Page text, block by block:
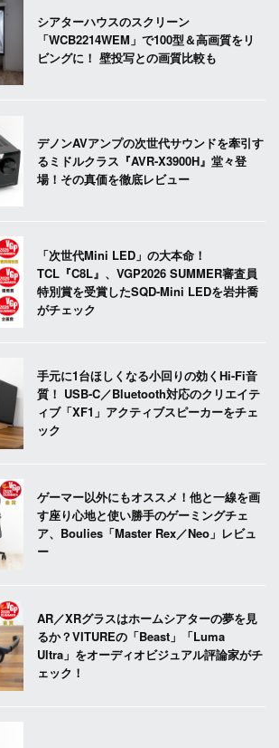
シアターハウスのスクリーン
「WCB2214WEM」で100型＆高画質をリ
ビングに！ 壁投写との画質比較も
デノンAVアンプの次世代サウンドを牽引す
るミドルクラス『AVR-X3900H』堂々登
場！その真価を徹底レビュー
「次世代Mini LED」の大本命！
TCL『C8L』、VGP2026 SUMMER審査員
特別賞を受賞したSQD-Mini LEDを岩井喬
がチェック
手元に1台ほしくなる小回りの効くHi-Fi音
質！ USB-C／Bluetooth対応のクリエイテ
ィブ「XF1」アクティブスピーカーをチェ
ック
ゲーマー以外にもオススメ！他と一線を画
す座り心地と使い勝手のゲーミングチェ
ア、Boulies「Master Rex／Neo」レビュ
ー
AR／XRグラスはホームシアターの夢を見
るか？VITUREの「Beast」「Luma
Ultra」をオーディオビジュアル評論家がチ
ェック！